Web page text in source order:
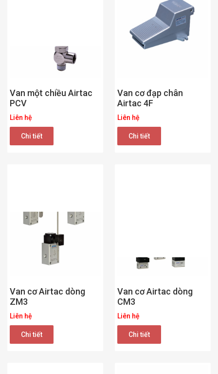
Van một chiều Airtac
PCV
Liên hệ
Chi tiết
Van cơ đạp chân
Airtac 4F
Liên hệ
Chi tiết
Van cơ Airtac dòng
ZM3
Liên hệ
Chi tiết
Van cơ Airtac dòng
CM3
Liên hệ
Chi tiết